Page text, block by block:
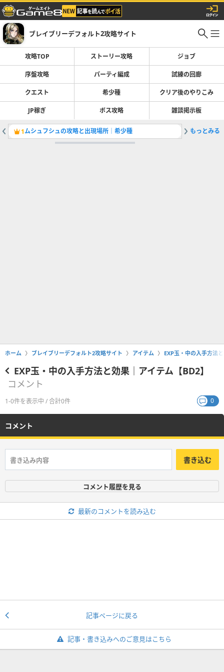
ブレイブリーデフォルト2攻略サイト
攻略TOP ストーリー攻略 ジョブ
序盤攻略 パーティ編成 試練の回廊
クエスト 希少種 クリア後のやりこみ
JP稼ぎ ボス攻略 雑談掲示板
1ムシュフシュの攻略と出現場所｜希少種 2バスナ
もっとみる
ホーム ブレイブリーデフォルト2攻略サイト アイテム EXP玉・中の入手方法
EXP玉・中の入手方法と効果｜アイテム【BD2】
コメント
1-0件を表示中 / 合計0件 0
コメント
書き込む
コメント履歴を見る
最新のコメントを読み込む
記事ページに戻る
記事・書き込みへのご意見はこちら